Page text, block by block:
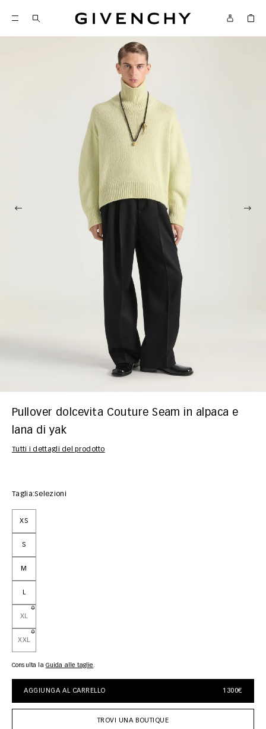
Givenchy
Pullover dolcevita Couture Seam in alpaca e
lana di yak
Tutti i dettagli del prodotto
Taglia:Selezioni
XS
S
M
XL
XXL
Consulta la guida alle taglie
AGGIUNGA AL CARRELLO 1300€
TROVI UNA BOUTIQUE